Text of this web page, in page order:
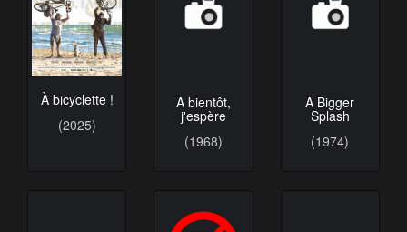
À bicyclette !
(2025)
A bientôt,
j'espère
(1968)
A Bigger
Splash
(1974)